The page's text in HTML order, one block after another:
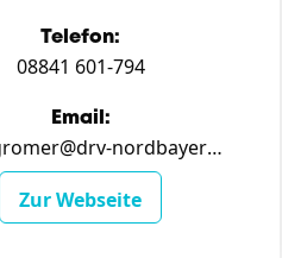
Telefon:
08841 601-794
Email:
ralph.gromer@drv-nordbayern.de
Zur Webseite